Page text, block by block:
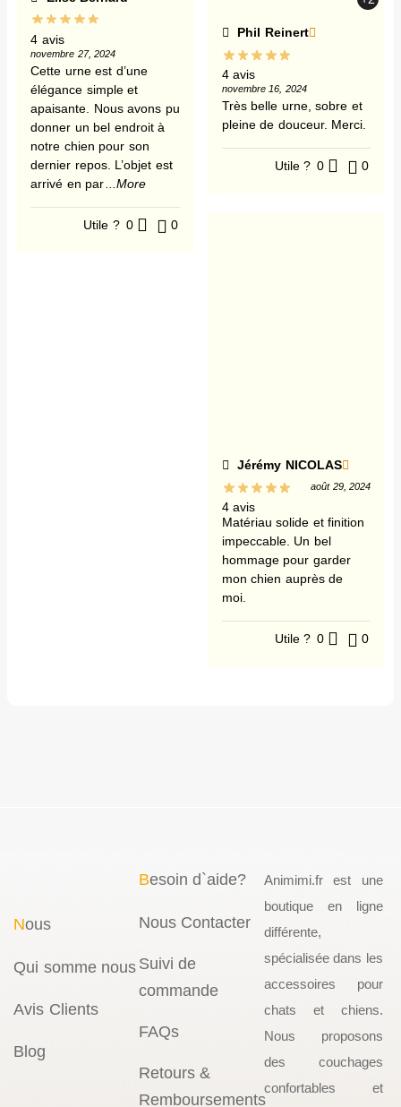
4 avis
novembre 27, 2024
Cette urne est d’une
élégance simple et
apaisante. Nous avons pu
donner un bel endroit à
notre chien pour son
dernier repos. L’objet est
arrivé en par
...More
Utile ? 0 0
Phil Reinert
4 avis
novembre 16, 2024
Très belle urne, sobre et
pleine de douceur. Merci.
Utile ? 0 0
Jérémy NICOLAS
4 avis
août 29, 2024
Matériau solide et finition
impeccable. Un bel
hommage pour garder
mon chien auprès de
moi.
Utile ? 0 0
Nous
Qui somme nous
Avis Clients
Blog
Besoin d`aide?
Nous Contacter
Suivi de
commande
FAQs
Retours &
Remboursements
Animimi.fr est une
boutique en ligne
différente,
spécialisée dans les
accessoires pour
chats et chiens.
Nous proposons
des couchages
confortables et